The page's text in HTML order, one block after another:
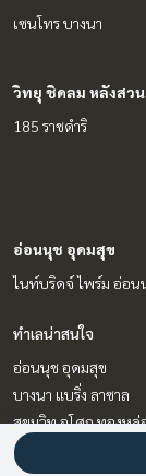
เซนโทร บางนา
วิทยุ ชิดลม หลังสวน
185 ราชดำริ
อ่อนนุช อุดมสุข
ไนท์บริดจ์ ไพร์ม อ่อน
ทำเลน่าสนใจ
อ่อนนุช อุดมสุข
บางนา แบริ่ง ลาซาล
สุขุมวิท อโศก ทองหล่
รัชดา ห้วยขวาง